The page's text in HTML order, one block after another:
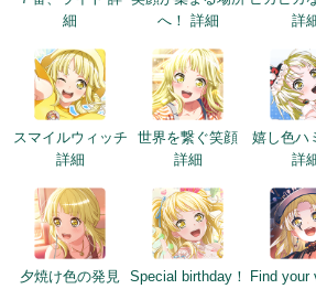
細
へ！ 詳細
詳
スマイルウィッチ
詳細
世界を繋ぐ笑顔
詳細
嬉し色ハ
詳
夕焼け色の発見 Special birthday！
Find your